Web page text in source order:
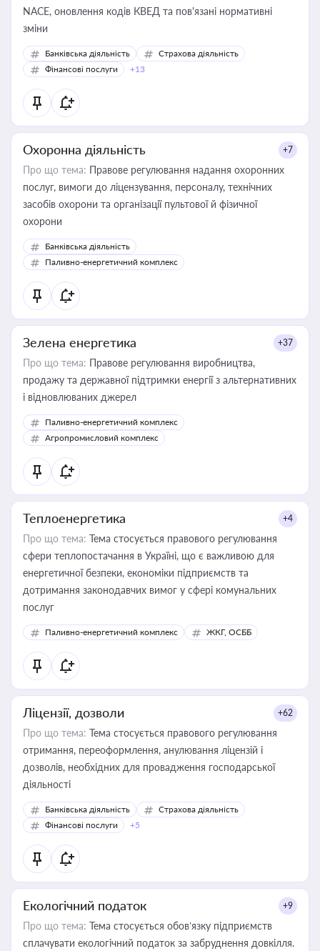
NACE, оновлення кодів КВЕД та пов'язані нормативні
зміни
Банківська діяльність
Страхова діяльність
Фінансові послуги
+13
Охоронна діяльність +7
Про що тема: Правове регулювання надання охоронних
послуг, вимоги до ліцензування, персоналу, технічних
засобів охорони та організації пультової й фізичної
охорони
Банківська діяльність
Паливно-енергетичний комплекс
Зелена енергетика +37
Про що тема: Правове регулювання виробництва,
продажу та державної підтримки енергії з альтернативних
і відновлюваних джерел
Паливно-енергетичний комплекс
Агропромисловий комплекс
Теплоенергетика +4
Про що тема: Тема стосується правового регулювання
сфери теплопостачання в Україні, що є важливою для
енергетичної безпеки, економіки підприємств та
дотримання законодавчих вимог у сфері комунальних
послуг
Паливно-енергетичний комплекс ЖКГ, ОСББ
Ліцензії, дозволи +62
Про що тема: Тема стосується правового регулювання
отримання, переоформлення, анулювання ліцензій і
дозволів, необхідних для провадження господарської
діяльності
Банківська діяльність
Страхова діяльність
Фінансові послуги
+5
Екологічний податок +9
Про що тема: Тема стосується обов’язку підприємств
сплачувати екологічний податок за забруднення довкілля.